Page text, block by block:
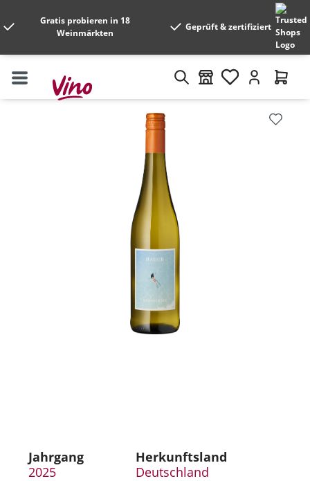
Gratis probieren in 18
Weinmärkten
Geprüft & zertifiziert
Bildergalerie überspringen
Jahrgang
2025
Herkunftsland
Deutschland